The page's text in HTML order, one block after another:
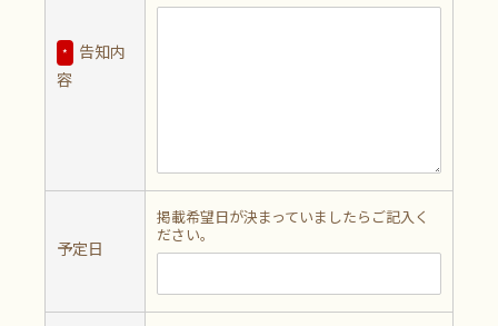
*
告知内
容
予定日
掲載希望日が決まっていましたらご記入く
ださい。